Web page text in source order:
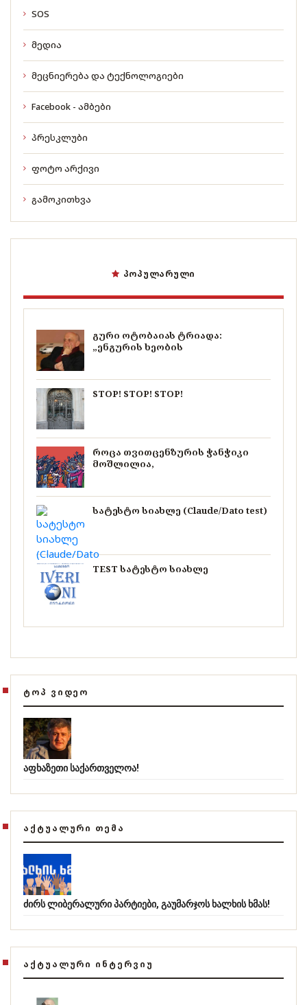
SOS
მედია
მეცნიერება და ტექნოლოგიები
Facebook - ამბები
პრესკლუბი
ფოტო არქივი
გამოკითხვა
ᲞᲝᲞᲣᲚᲐᲠᲣᲚᲘ
გური ოტობაიას ტრიადა:
„ენგურის ხეობის
STOP! STOP! STOP!
როცა თვითცენზურის ჭანჭიკი
მოშლილია,
სატესტო სიახლე (Claude/Dato test)
TEST სატესტო სიახლე
ᲢᲝᲞ ᲕᲘᲓᲔᲝ
აფხაზეთი საქართველოა!
ᲐᲥᲢᲣᲐᲚᲣᲠᲘ ᲗᲔᲛᲐ
ძირს ლიბერალური პარტიები, გაუმარჯოს ხალხის ხმას!
ᲐᲥᲢᲣᲐᲚᲣᲠᲘ ᲘᲜᲢᲔᲠᲕᲘᲣ